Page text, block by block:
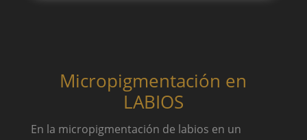
Micropigmentación en
LABIOS
En la micropigmentación de labios en un